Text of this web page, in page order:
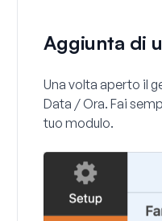
Aggiunta di
Una volta aperto il
Data / Ora. Fai
tuo modulo.